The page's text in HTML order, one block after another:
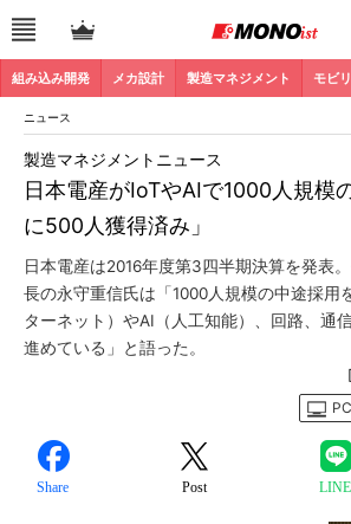
組み込み開発 メカ設計 製造マネジメント モビ
ニュース
日本電産がIoTやAIで1000人規模
に500人獲得済み」
製造マネジメントニュース
日本電産は2016年度第3四半期決算を発表
長の永守重信氏は「1000人規模の中途採用
ターネット）やAI（人工知能）、回路、通
進めている」と語った。
[
Share Post LINE